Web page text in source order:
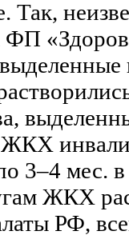
Так,
ФП
ЖКХ
3–4 мес.
ЖКХ
РФ,